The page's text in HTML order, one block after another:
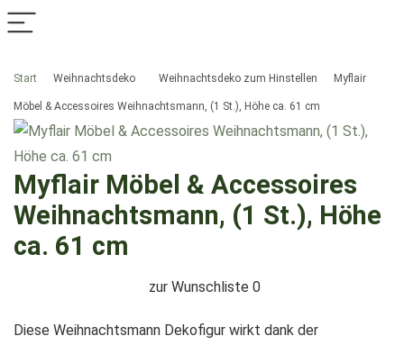
Start Weihnachtsdeko Weihnachtsdeko zum Hinstellen Myflair
Möbel & Accessoires Weihnachtsmann, (1 St.), Höhe ca. 61 cm
Myflair Möbel & Accessoires
Weihnachtsmann, (1 St.), Höhe
ca. 61 cm
zur Wunschliste 0
Diese Weihnachtsmann Dekofigur wirkt dank der